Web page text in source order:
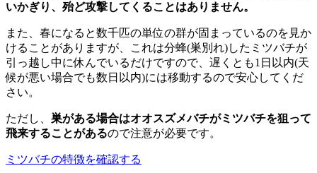
いかぎり、殆ど攻撃してくることはありません。
また、春になると数千匹の単位の群が固まっているのを見か
けることがありますが、これは分蜂(巣別れ)したミツバチが
引っ越し中に休んでいるだけですので、遅くとも1日以内(天
候が悪い場合でも数日以内)には移動するので安心してくだ
さい。
ただし、 巣がある場合はオオスズメバチがミツバチを狙って
飛来することがあるので注意が必要です。
ミツバチの特徴を確認する